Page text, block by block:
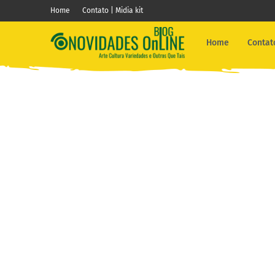
Home Contato | Midia kit
Home